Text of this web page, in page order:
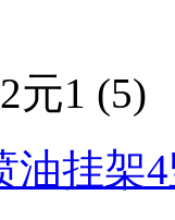
元1 (5)
油挂架